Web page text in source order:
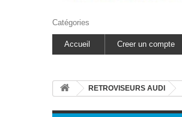
Catégories
Accueil Creer un compte
RETROVISEURS AUDI